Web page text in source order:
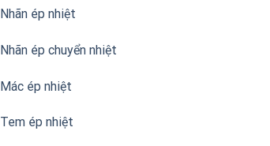
Nhãn ép nhiệt
Nhãn ép chuyển nhiệt
Mác ép nhiệt
Tem ép nhiệt